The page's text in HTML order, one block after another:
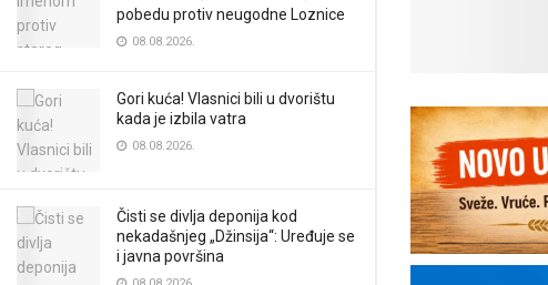
pobedu protiv neugodne Loznice
08.08.2026.
Gori kuća! Vlasnici bili u dvorištu
kada je izbila vatra
08.08.2026.
Čisti se divlja deponija kod
nekadašnjeg „Džinsija“: Uređuje se
i javna površina